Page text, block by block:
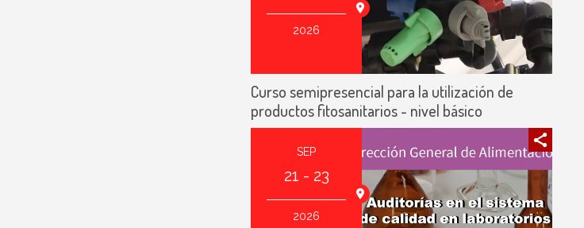
2026
Curso semipresencial para la utilización de
productos fitosanitarios - nivel básico
SEP
21 - 23
2026